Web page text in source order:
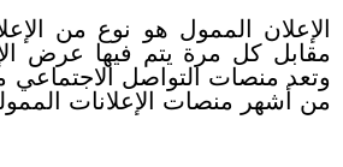
الإعلان الممول هو نوع من
مقابل كل مرة يتم فيها عرض
وتعد منصات التواصل الاجتماعي
من أشهر منصات الإعلانات